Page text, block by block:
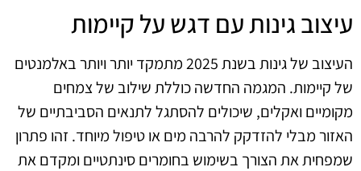
עיצוב גינות עם דגש על קיימות
העיצוב של גינות בשנת 2025 מתמקד יותר ויותר באלמנטים
של קיימות. המגמה החדשה כוללת שילוב של צמחים
מקומיים ואקלים, שיכולים להסתגל לתנאים הסביבתיים של
האזור מבלי להזדקק להרבה מים או טיפול מיוחד. זהו פתרון
שמפחית את הצורך בשימוש בחומרים סינתטיים ומקדם את